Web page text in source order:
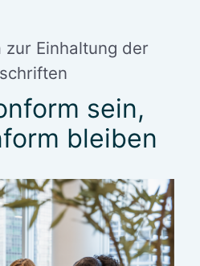
zur Einhaltung der
sein,
bleiben